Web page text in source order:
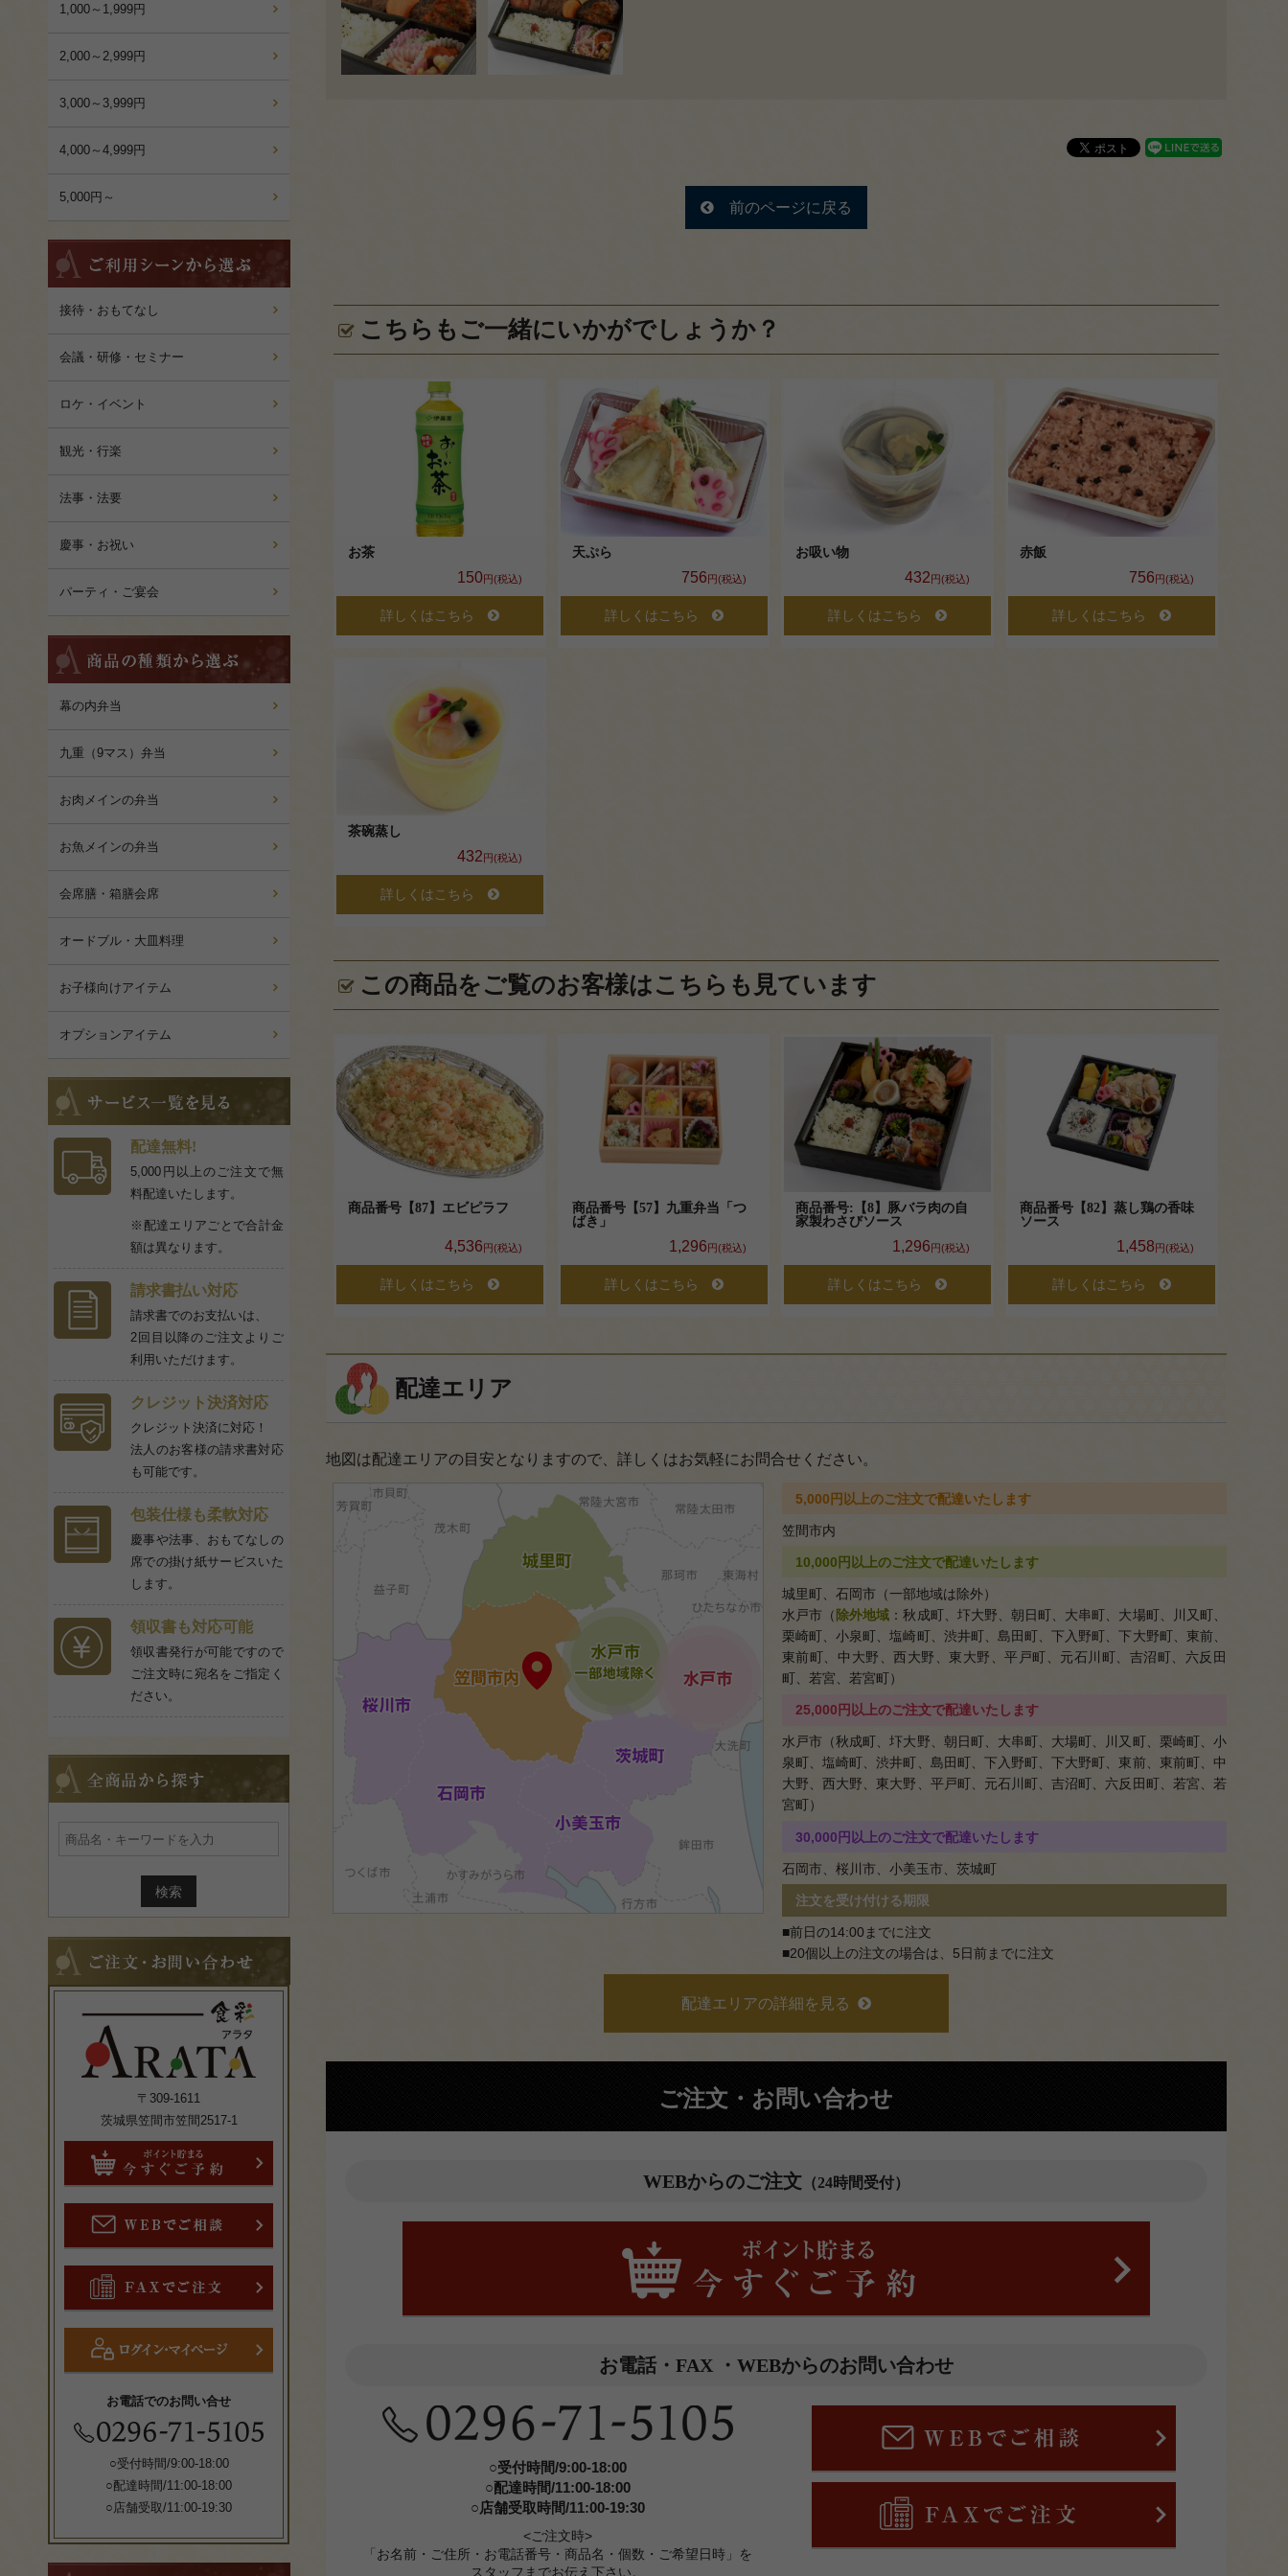
前のページに戻る
こちらもご一緒にいかがでしょうか？
お茶
150円(税込)
詳しくはこちら
天ぷら
756円(税込)
詳しくはこちら
お吸い物
432円(税込)
詳しくはこちら
赤飯
756円(税込)
詳しくはこちら
茶碗蒸し
432円(税込)
詳しくはこちら
この商品をご覧のお客様はこちらも見ています
商品番号【87】エビピラフ
4,536円(税込)
詳しくはこちら
商品番号【57】九重弁当「つ
ばき」
1,296円(税込)
詳しくはこちら
商品番号:【8】豚バラ肉の自
家製わさびソース
1,296円(税込)
詳しくはこちら
商品番号【82】蒸し鶏の香味
ソース
1,458円(税込)
詳しくはこちら
配達エリア
地図は配達エリアの目安となりますので、詳しくはお気軽にお問合せください。
5,000円以上のご注文で配達いたします
笠間市内
10,000円以上のご注文で配達いたします
城里町、石岡市（一部地域は除外）
水戸市（ 除外地域 ：秋成町、圷大野、朝日町、大串町、大場町、川又町、
栗崎町、小泉町、塩崎町、渋井町、島田町、下入野町、下大野町、東前、
東前町、中大野、西大野、東大野、平戸町、元石川町、吉沼町、六反田
町、若宮、若宮町）
25,000円以上のご注文で配達いたします
水戸市（秋成町、圷大野、朝日町、大串町、大場町、川又町、栗崎町、小
泉町、塩崎町、渋井町、島田町、下入野町、下大野町、東前、東前町、中
大野、西大野、東大野、平戸町、元石川町、吉沼町、六反田町、若宮、若
宮町）
30,000円以上のご注文で配達いたします
石岡市、桜川市、小美玉市、茨城町
注文を受け付ける期限
■前日の14:00までに注文
■20個以上の注文の場合は、5日前までに注文
配達エリアの詳細を見る
ご注文・お問い合わせ
WEBからのご注文（24時間受付）
お電話・FAX ・WEBからのお問い合わせ
○受付時間/9:00-18:00
○配達時間/11:00-18:00
○店舗受取時間/11:00-19:30
<ご注文時>
「お名前・ご住所・お電話番号・商品名・個数・ご希望日時」を
スタッフまでお伝え下さい。
1,000～1,999円
2,000～2,999円
3,000～3,999円
4,000～4,999円
5,000円～
利
用
シ
ン
選
接待・おもてなし
会議・研修・セミナー
ロケ・イベント
観光・行楽
法事・法要
慶事・お祝い
パーティ・ご宴会
品
の
種
か
ぶ
幕の内弁当
九重（9マス）弁当
お肉メインの弁当
お魚メインの弁当
会席膳・箱膳会席
オードブル・大皿料理
お子様向けアイテム
オプションアイテム
ー
ビ
ス
覧
配達無料!
5,000円以上のご注文で無
料配達いたします。
※配達エリアごとで合計金
額は異なります。
請求書払い対応
請求書でのお支払いは、
2回目以降のご注文よりご
利用いただけます。
クレジット決済対応
クレジット決済に対応！
法人のお客様の請求書対応
も可能です。
包装仕様も柔軟対応
慶事や法事、おもてなしの
席での掛け紙サービスいた
します。
領収書も対応可能
領収書発行が可能ですので
ご注文時に宛名をご指定く
ださい。
商
品
注
文・
〒309-1611
茨城県笠間市笠間2517-1
お電話でのお問い合せ
○受付時間/9:00-18:00
○配達時間/11:00-18:00
○店舗受取/11:00-19:30